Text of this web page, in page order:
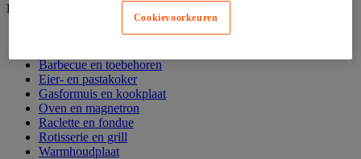
Bekijk de hele productgroep
Afzuigkap en filter
Barbecue en toebehoren
Eier- en pastakoker
Gasformuis en kookplaat
Oven en magnetron
Raclette en fondue
Rotisserie en grill
Warmhoudplaat
Cookievoorkeuren